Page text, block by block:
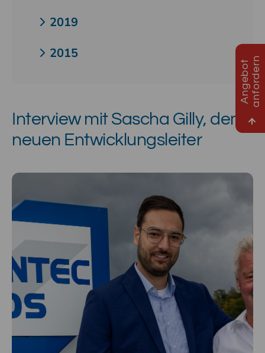
A
n
g
e
b
o
t
a
n
f
o
r
d
e
rn
Interview mit Sascha Gilly, dem
neuen Entwicklungsleiter
2019
2015